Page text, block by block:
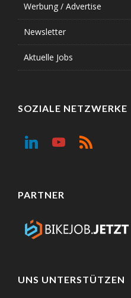
Werbung / Advertise
Newsletter
Aktuelle Jobs
SOZIALE NETZWERKE
PARTNER
UNS UNTERSTÜTZEN